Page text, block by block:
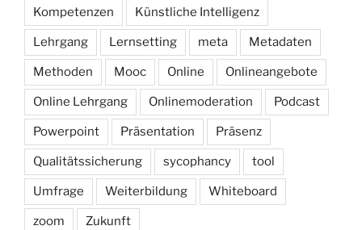
Kompetenzen Künstliche Intelligenz
Lehrgang Lernsetting meta Metadaten
Methoden Mooc Online Onlineangebote
Online Lehrgang Onlinemoderation Podcast
Powerpoint Präsentation Präsenz
Qualitätssicherung sycophancy tool
Umfrage Weiterbildung Whiteboard
zoom Zukunft